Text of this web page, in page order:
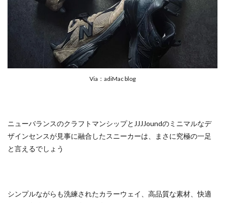
Via：adiMac blog
ニューバランスのクラフトマンシップとJJJJoundのミニマルなデ
ザインセンスが見事に融合したスニーカーは、まさに究極の一足
と言えるでしょう
シンプルながらも洗練されたカラーウェイ、高品質な素材、快適